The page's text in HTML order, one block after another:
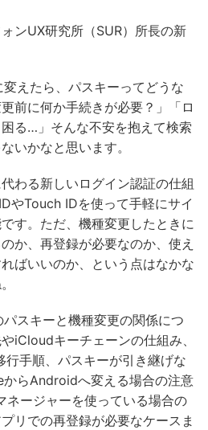
ンUX研究所（SUR）所長の新
変えたら、パスキーってどうな
前に何か手続きが必要？」「ロ
る…」そんな不安を抱えて検索
いかなと思います。
わる新しいログイン認証の仕組
やTouch IDを使って手軽にサイ
す。ただ、機種変更したときに
か、再登録が必要なのか、使え
ばいいのか、という点はなかな
スキーと機種変更の関係につ
iCloudキーチェーンの仕組み、
手順、パスキーが引き継げな
らAndroidへ変える場合の注意
ネージャーを使っている場合の
リでの再登録が必要なケースま